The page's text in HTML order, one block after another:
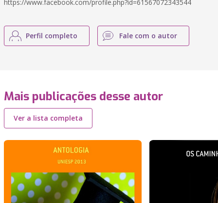
https://www.facebook.com/profile.php?id=61567072343544
Perfil completo Fale com o autor
Mais publicações desse autor
Ver a lista completa